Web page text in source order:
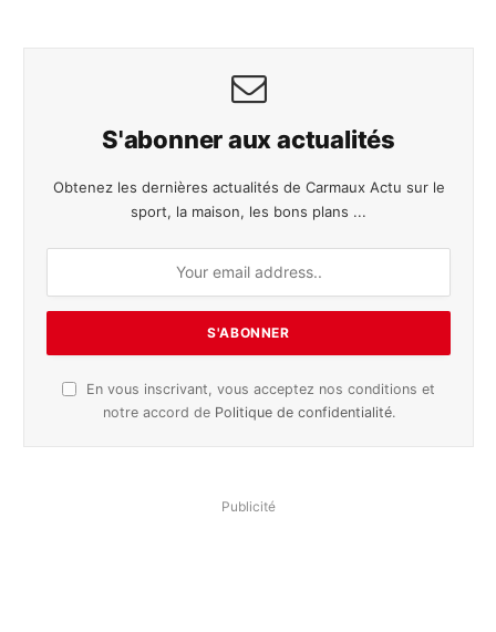
S'abonner aux actualités
Obtenez les dernières actualités de Carmaux Actu sur le
sport, la maison, les bons plans ...
En vous inscrivant, vous acceptez nos conditions et
notre accord de Politique de confidentialité.
Publicité